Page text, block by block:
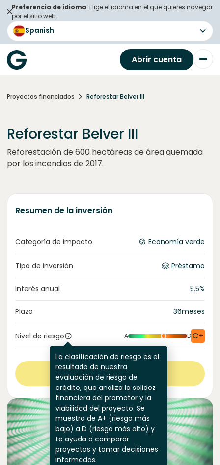
Preferencia de idioma: Elige el idioma en el que quieres navegar
por el sitio web.
Spanish
Abrir cuenta
Proyectos financiados Reforestar Belver III
Reforestar Belver III
Reforestación de 600 hectáreas de área quemada
por los incendios de 2017.
Resumen de la inversión
Categoría de impacto Economía verde
Tipo de inversión Préstamo
Interés anual 5.5%
Plazo 36meses
Nivel de riesgo
La clasificación de riesgo es el
resultado de nuestra
evaluación de riesgo de
crédito, que analiza la solidez
financiera del promotor y la
viabilidad del proyecto. Se
muestra de A+ (riesgo más
bajo) a D (riesgo más alto) y
te ayuda a comparar
proyectos y tomar decisiones
informadas.
A DC+
Ver más